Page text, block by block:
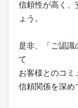
信頼性が高く、
ょう。
是非、「ご認識
て
お客様とのコミ
信頼関係を深め